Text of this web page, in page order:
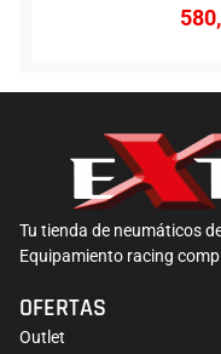
Tu tienda de neumáticos
Equipamiento racing
OFERTAS
Outlet